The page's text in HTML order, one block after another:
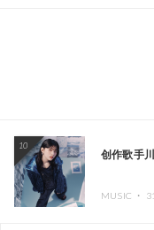
10
创作歌手
MUSIC ・